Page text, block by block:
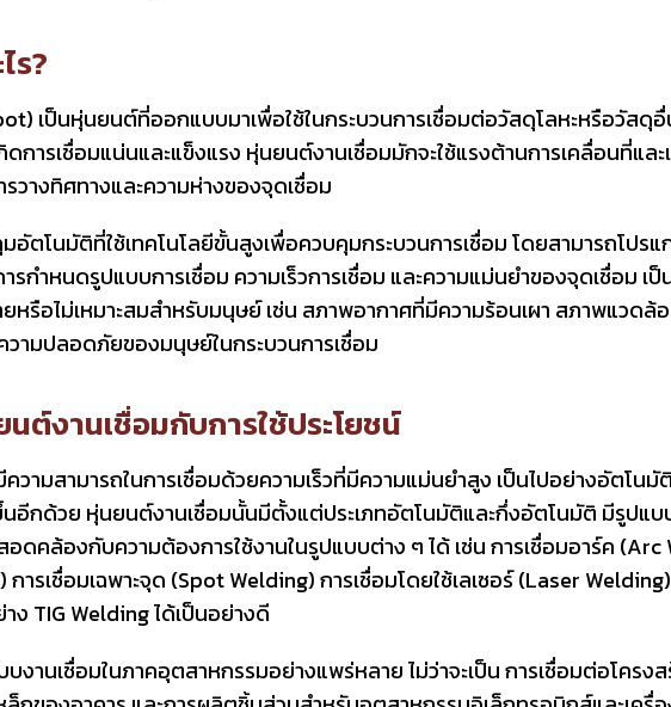
ร?
เป็นหุ่นยนต์ที่ออกแบบมาเพื่อใช้ในกระบวนการเชื่อมต่อวัสดุโลหะหรือวัสดุอื่
ดการเชื่อมแน่นและแข็งแรง หุ่นยนต์งานเชื่อมมักจะใช้แรงต้านการเคลื่อนที่แ
วางทิศทางและความห่างของจุดเชื่อม
ตโนมัติที่ใช้เทคโนโลยีขั้นสูงเพื่อควบคุมกระบวนการเชื่อม โดยสามารถโปรแ
รกำหนดรูปแบบการเชื่อม ความเร็วการเชื่อม และความแม่นยำของจุดเชื่อม
รือไม่เหมาะสมสำหรับมนุษย์ เช่น สภาพอากาศที่มีความร้อนเผา สภาพแวดล้
ามปลอดภัยของมนุษย์ในกระบวนการเชื่อม
ต์งานเชื่อมกับการใช้ประโยชน์
ามสามารถในการเชื่อมด้วยความเร็วที่มีความแม่นยำสูง เป็นไปอย่างอัตโนมั
กด้วย หุ่นยนต์งานเชื่อมนั้นมีตั้งแต่ประเภทอัตโนมัติและกึ่งอัตโนมัติ มีรูปแบ
ดคล้องกับความต้องการใช้งานในรูปแบบต่าง ๆ ได้ เช่น การเชื่อมอาร์ค
ารเชื่อมเฉพาะจุด (Spot Welding) การเชื่อมโดยใช้เลเซอร์ (Laser
ง TIG Welding ได้เป็นอย่างดี
งานเชื่อมในภาคอุตสาหกรรมอย่างแพร่หลาย ไม่ว่าจะเป็น การเชื่อมต่อโคร